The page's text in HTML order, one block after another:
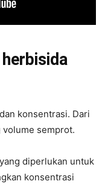
konsentrasi. Dari
semprot.
diperlukan untuk
konsentrasi